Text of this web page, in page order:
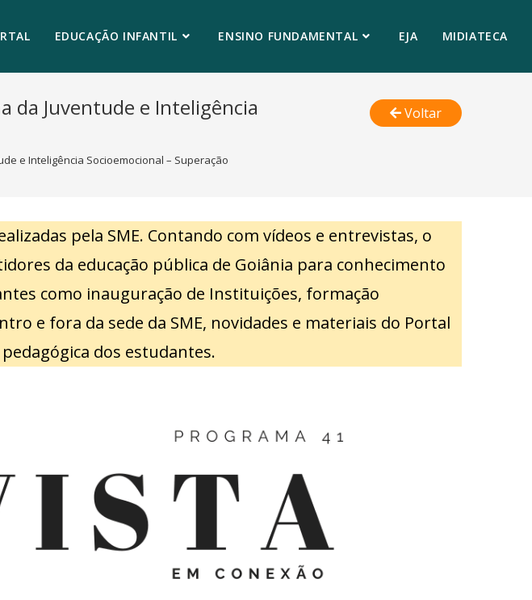
EDUCAÇÃO INFANTIL ENSINO FUNDAMENTAL EJA MIDIATECA
da Juventude e Inteligência
e Inteligência Socioemocional – Superação
Voltar
pela SME. Contando com vídeos e entrevistas, o
da educação pública de Goiânia para conhecimento
como inauguração de Instituições, formação
e fora da sede da SME, novidades e materiais do Portal
dos estudantes.